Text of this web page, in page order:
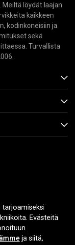
löydät laajan
kaikkeen
kodinkoneisiin ja
sekä
Turvallista
tarjoamiseksi
Evästeitä
ja siitä,